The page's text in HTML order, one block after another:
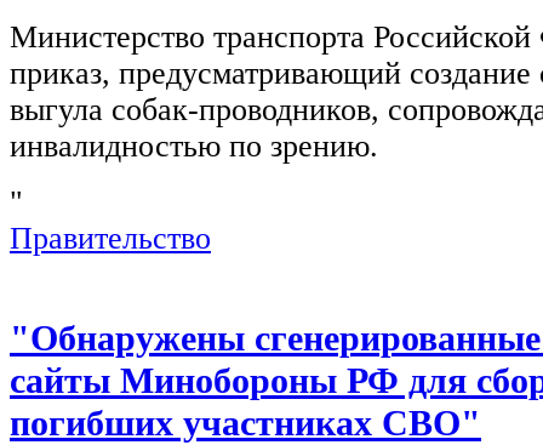
Министерство транспорта
приказ, предусматривающий создание
выгула собак-проводников,
инвалидностью по зрению.
"
Правительство
"Обнаружены
сайты Минобороны РФ для
погибших участниках СВО"